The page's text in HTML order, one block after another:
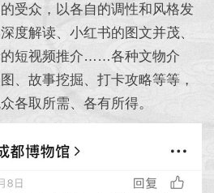
受众，以各自的调性和风格发
度解读、小红书的图文并茂、
的短视频推介……各种文物介
、故事挖掘、打卡攻略等等，
各取所需、各有所得。